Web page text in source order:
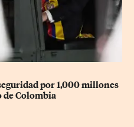
por 1,000 millones
de Colombia